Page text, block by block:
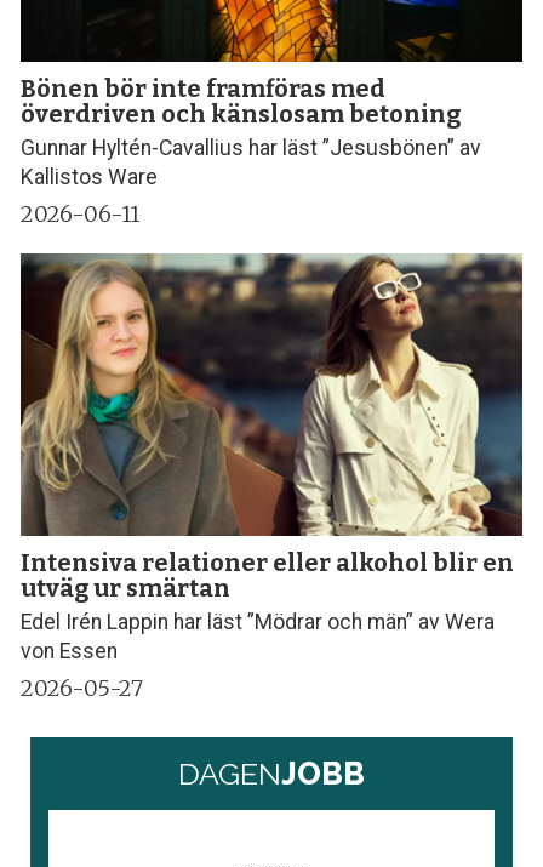
Bönen bör inte framföras med
överdriven och känslosam betoning
Gunnar Hyltén-Cavallius har läst ”Jesusbönen” av
Kallistos Ware
2026-06-11
Intensiva relationer eller alkohol blir en
utväg ur smärtan
Edel Irén Lappin har läst ”Mödrar och män” av Wera
von Essen
2026-05-27